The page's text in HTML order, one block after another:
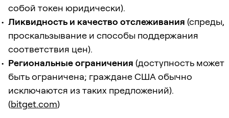
собой токен юридически).
Ликвидность и качество отслеживания (спреды,
проскальзывание и способы поддержания
соответствия цен).
Региональные ограничения (доступность может
быть ограничена; граждане США обычно
исключаются из таких предложений).
(bitget.com)